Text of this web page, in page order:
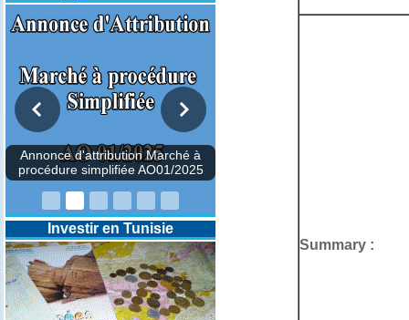
Annonce d'attribution Marché à
procédure simplifiée AO01/2025
Investir en Tunisie
Summary :